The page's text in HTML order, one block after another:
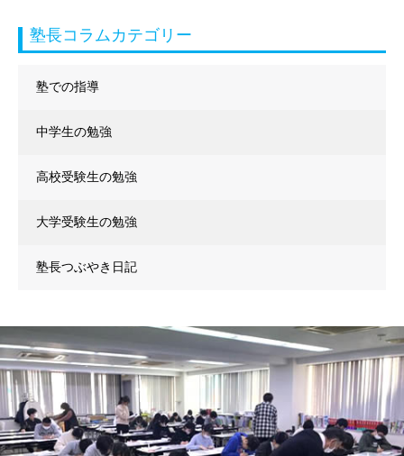
塾長コラムカテゴリー
塾での指導
中学生の勉強
高校受験生の勉強
大学受験生の勉強
塾長つぶやき日記